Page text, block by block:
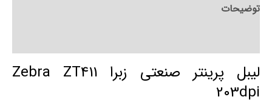
توضیحات
لیبل پرینتر صنعتی زبرا Zebra ZT411
203dpi